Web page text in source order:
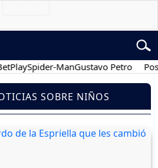
Spider-ManGustavo Petro
SOBRE NIÑOS